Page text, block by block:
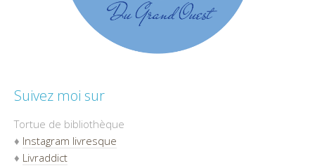
Suivez moi sur
Tortue de bibliothèque
♦ Instagram livresque
♦ Livraddict